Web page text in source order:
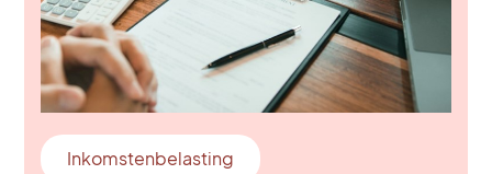
Inkomstenbelasting